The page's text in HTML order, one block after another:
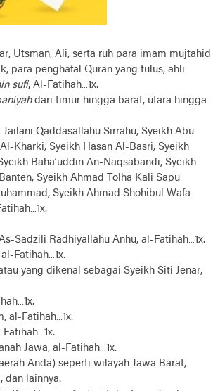
Utsman, Ali, serta ruh para imam mujtahid
para penghafal Quran yang tulus, ahli
sufi, Al-Fatihah…1x.
dari timur hingga barat, utara hingga
Qaddasallahu Sirrahu, Syeikh Abu
Kharki, Syeikh Hasan Al-Basri, Syeikh
Baha’uddin An-Naqsabandi, Syeikh
Syeikh Ahmad Tolha Kali Sapu
Syeikh Ahmad Shohibul Wafa
Sadzili Radhiyallahu Anhu, al-Fatihah…1x.
Fatihah…1x.
yang dikenal sebagai Syeikh Siti Jenar,
al-Fatihah…1x.
Jawa, al-Fatihah…1x.
Anda) seperti wilayah Jawa Barat,
dan lainnya.